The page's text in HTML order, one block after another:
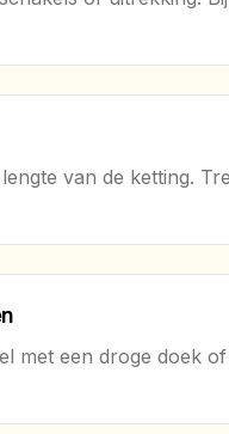
van de ketting.
met een droge doek